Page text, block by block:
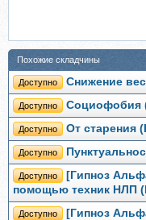
Похожие складчины
Доступно Снижение
Доступно Социофобия
Доступно От старения
Доступно
Доступно
[Гипноз
помощью техник НЛП
Доступно
[Гипноз